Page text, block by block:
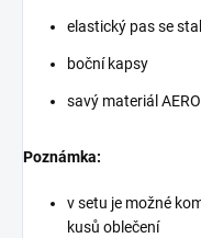
elastický pas se
boční kapsy
savý materiál
Poznámka:
v setu je možné
kusů oblečení